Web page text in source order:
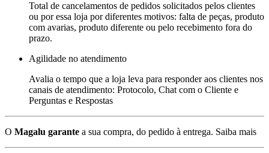
Total de cancelamentos de pedidos solicitados pelos clientes
ou por essa loja por diferentes motivos: falta de peças, produto
com avarias, produto diferente ou pelo recebimento fora do
prazo.
Agilidade no atendimento
Avalia o tempo que a loja leva para responder aos clientes nos
canais de atendimento: Protocolo, Chat com o Cliente e
Perguntas e Respostas
O Magalu garante a sua compra, do pedido à entrega. Saiba mais